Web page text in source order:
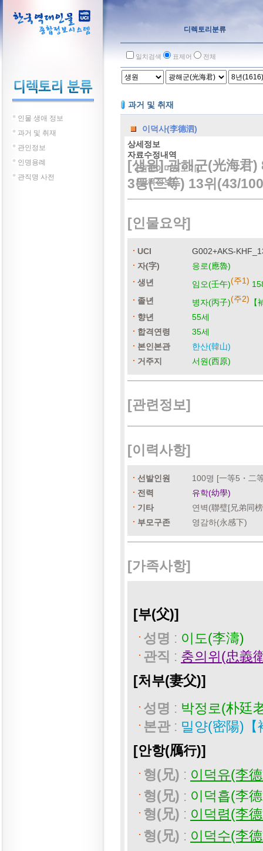
인물 생애 정보
과거 및 취재
관인정보
인명용례
관직명 사전
디렉토리분류
일치검색 표제어 전체
과거 및 취재
이덕사(李德泗)
상세정보
자료수정내역
[원문이미지보기]
[방목정보]
[생원] 광해군(光海君)
3등(三等) 13위(43/
[인물요약]
UCI
G002+AKS-
자(字)
응로(應魯)
생년
임오(壬午)(주1)
졸년
병자(丙子)(주2)
향년
55세
합격연령
35세
본인본관
한산(韓山)
거주지
서원(西原)
[관련정보]
[이력사항]
선발인원
100명 [一等5・二
전력
유학(幼學)
기타
연벽(聯璧[兄弟同
부모구존
영감하(永感下)
[가족사항]
[부(父)]
성명 : 이도(李濤)
관직 : 충의위(忠義
[처부(妻父)]
성명 : 박정로(朴廷
본관: 밀양(密陽)【
[안항(鴈行)]
형(兄) : 이덕유(李
형(兄) : 이덕흡(李
형(兄) : 이덕렴(李
형(兄) : 이덕수(李